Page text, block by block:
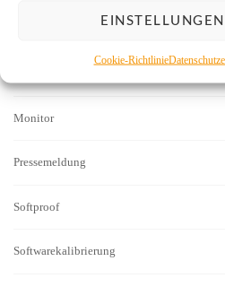
Cookie-Richtlinie
Menschen vor der Kamera
Monitor
Pressemeldung
Softproof
Softwarekalibrierung